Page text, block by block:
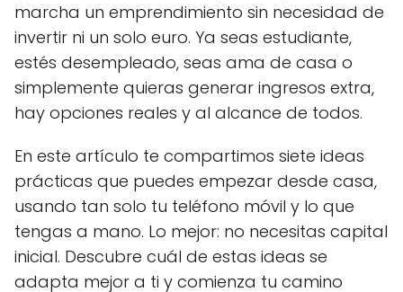
marcha un emprendimiento sin necesidad de
invertir ni un solo euro. Ya seas estudiante,
estés desempleado, seas ama de casa o
simplemente quieras generar ingresos extra,
hay opciones reales y al alcance de todos.
En este artículo te compartimos siete ideas
prácticas que puedes empezar desde casa,
usando tan solo tu teléfono móvil y lo que
tengas a mano. Lo mejor: no necesitas capital
inicial. Descubre cuál de estas ideas se
adapta mejor a ti y comienza tu camino